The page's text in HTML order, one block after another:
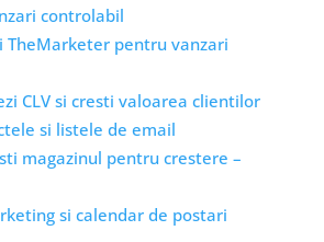
controlabil
TheMarketer pentru vanzari
CLV si cresti valoarea clientilor
si listele de email
magazinul pentru crestere –
si calendar de postari